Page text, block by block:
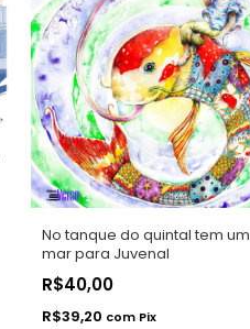
No tanque do quintal tem um
mar para Juvenal
R$40,00
R$39,20 com Pix